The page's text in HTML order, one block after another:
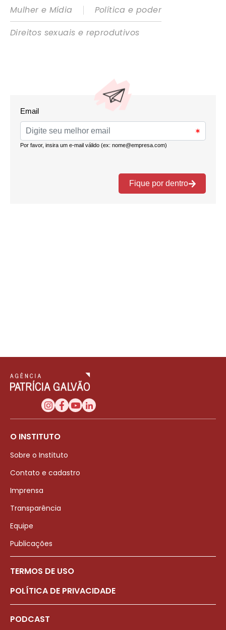
Mulher e Mídia
|
Política e poder
Direitos sexuais e reprodutivos
O INSTITUTO
Sobre o Instituto
Contato e cadastro
Imprensa
Transparência
Equipe
Publicações
TERMOS DE USO
POLÍTICA DE PRIVACIDADE
PODCAST